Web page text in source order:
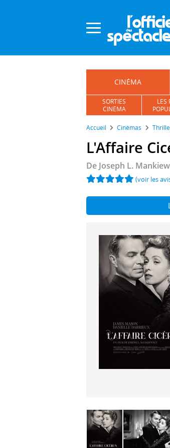
CINÉMA
SORTIES
CINÉMA
LES
Accueil Cinémas
L'Affaire
De Joseph L.
(voir les